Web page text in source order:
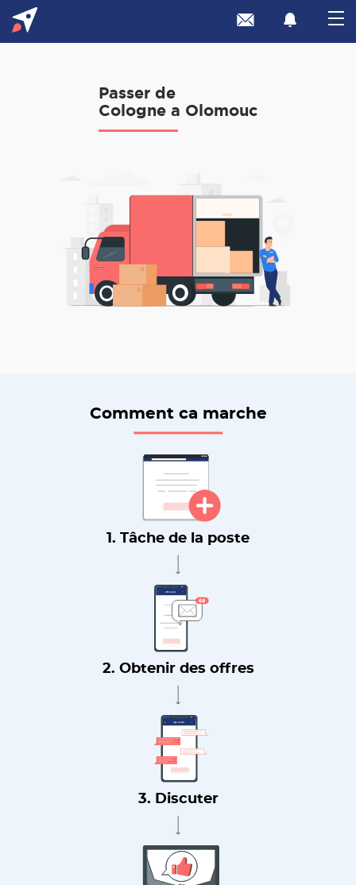
Passer de
Cologne a Olomouc
Comment ca marche
1. Tâche de la poste
2. Obtenir des offres
3. Discuter